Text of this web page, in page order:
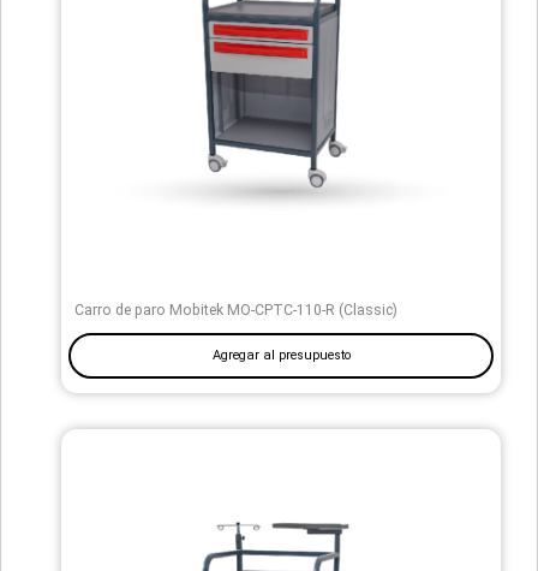
Carro de paro Mobitek MO-CPTC-110-R (Classic)
Agregar al presupuesto